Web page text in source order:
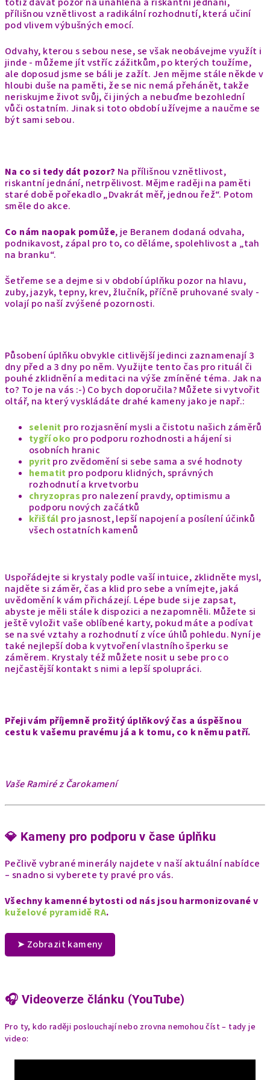
přílišnou vznětlivost a radikální rozhodnutí, která učiní
pod vlivem výbušných emocí.
Odvahy, kterou s sebou nese, se však neobávejme využít i
jinde - můžeme jít vstříc zážitkům, po kterých toužíme,
ale doposud jsme se báli je zažít. Jen mějme stále někde v
hloubi duše na paměti, že se nic nemá přehánět, takže
neriskujme život svůj, či jiných a nebuďme bezohlední
vůči ostatním. Jinak si toto období užívejme a naučme se
být sami sebou.
Na co si tedy dát pozor? Na přílišnou vznětlivost,
riskantní jednání, netrpělivost. Mějme raději na paměti
staré době pořekadlo „Dvakrát měř, jednou řež“. Potom
směle do akce.
Co nám naopak pomůže, je Beranem dodaná odvaha,
podnikavost, zápal pro to, co děláme, spolehlivost a „tah
na branku“.
Šetřeme se a dejme si v období úplňku pozor na hlavu,
zuby, jazyk, tepny, krev, žlučník, příčně pruhované svaly -
volají po naší zvýšené pozornosti.
Působení úplňku obvykle citlivější jedinci zaznamenají 3
dny před a 3 dny po něm. Využijte tento čas pro rituál či
pouhé zklidnění a meditaci na výše zmíněné téma. Jak na
to? To je na vás :-) Co bych doporučila? Můžete si vytvořit
oltář, na který vyskládáte drahé kameny jako je např.:
selenit pro rozjasnění mysli a čistotu našich záměrů
tygří oko pro podporu rozhodnosti a hájení si
osobních hranic
pyritpro zvědomění si sebe sama a své hodnoty
hematit pro podporu klidných, správných
rozhodnutí a krvetvorbu
chryzopras pro nalezení pravdy, optimismu a
podporu nových začátků
křišťál pro jasnost, lepší napojení a posílení účinků
všech ostatních kamenů
Uspořádejte si krystaly podle vaší intuice, zklidněte mysl,
najděte si záměr, čas a klid pro sebe a vnímejte, jaká
uvědomění k vám přicházejí. Lépe bude si je zapsat,
abyste je měli stále k dispozici a nezapomněli. Můžete si
ještě vyložit vaše oblíbené karty, pokud máte a podívat
se na své vztahy a rozhodnutí z více úhlů pohledu. Nyní je
také nejlepší doba k vytvoření vlastního šperku se
záměrem. Krystaly též můžete nosit u sebe pro co
nejčastější kontakt s nimi a lepší spolupráci.
Přeji vám příjemně prožitý úplňkový čas a úspěšnou
cestu k vašemu pravému já a k tomu, co k němu patří.
Vaše Ramiré z Čarokamení
💎 Kameny pro podporu v čase úplňku
Pečlivě vybrané minerály najdete v naší aktuální nabídce
– snadno si vyberete ty pravé pro vás.
Všechny kamenné bytosti od nás jsou harmonizované v
kuželové pyramidě RA.
➤ Zobrazit kameny
🎧 Videoverze článku (YouTube)
Pro ty, kdo raději poslouchají nebo zrovna nemohou číst – tady je
video: